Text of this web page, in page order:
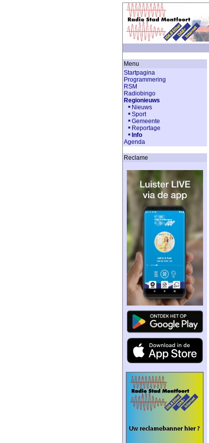
Menu
Startpagina
Programmering
RSM
Radiobingo
Regionieuws
Nieuws
Sport
Gemeente
Reportage
Info
Agenda
Reclame